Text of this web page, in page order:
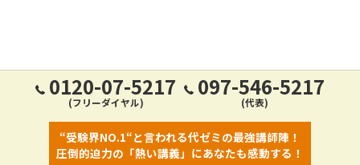
0120-07-5217
(フリーダイヤル)
097-546-5217
(代表)
“受験界NO.1“と言われる代ゼミの最強講師陣！
圧倒的迫力の「熱い講義」にあなたも感動する！